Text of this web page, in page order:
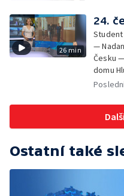
Jičíně
26 min
24.
—
Česku
domu
rodinné
karase
sítí ČT
Ostatní také